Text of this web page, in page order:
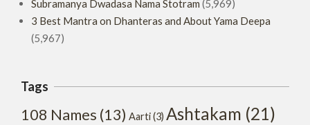
Subramanya Dwadasa Nama Stotram (5,969)
3 Best Mantra on Dhanteras and About Yama Deepa
(5,967)
Tags
108 Names (13) Aarti(3) Ashtakam (21)